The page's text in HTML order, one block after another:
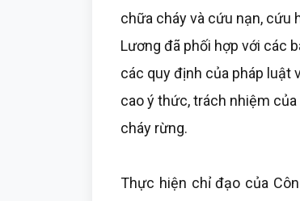
chữa cháy và cứu nạn, cứu
Lương đã phối hợp với các
các quy định của pháp luật
cao ý thức, trách nhiệm
cháy rừng.
Thực hiện chỉ đạo của